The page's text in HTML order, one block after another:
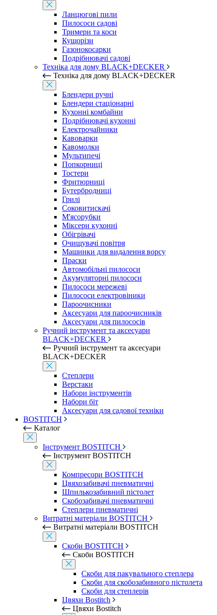
Ланцюгові пили
Пилососи садові
Тримери та коси
Кущорізи
Газонокосарки
Подрібнювачі садові
Техніка для дому BLACK+DECKER
Техніка для дому BLACK+DECKER
Блендери ручні
Блендери стаціонарні
Кухонні комбайни
Подрібнювачі кухонні
Електрочайники
Кавоварки
Кавомолки
Мультипечі
Попкорниці
Тостери
Фритюрниці
Бутербродниці
Грилі
Соковитискачі
М'ясорубки
Міксери кухонні
Обігрівачі
Очищувачі повітря
Машинки для видалення ворсу
Праски
Автомобільні пилососи
Акумуляторні пилососи
Пилососи мережеві
Пилососи електровіники
Пароочисники
Аксесуари для пароочисників
Аксесуари для пилососів
Ручний інструмент та аксесуари
BLACK+DECKER
Ручний інструмент та аксесуари
BLACK+DECKER
Степлери
Верстаки
Набори інструментів
Набори біт
Аксесуари для садової техніки
BOSTITCH
Каталог
Інструмент BOSTITCH
Інструмент BOSTITCH
Компресори BOSTITCH
Цвяхозабивачі пневматичні
Шпилькозабивний пістолет
Скобозабивачі пневматичні
Степлери пневматичні
Витратні матеріали BOSTITCH
Витратні матеріали BOSTITCH
Скоби BOSTITCH
Скоби BOSTITCH
Скоби для пакувального степлера
Скоби для скобозабивного пістолета
Скоби для степлерів
Цвяхи Bostitch
Цвяхи Bostitch